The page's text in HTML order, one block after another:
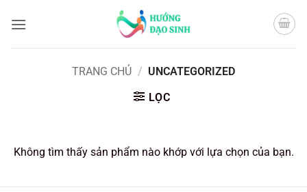
qua
TRANG CHỦ / UNCATEGORIZED
LỌC
Không tìm thấy sản phẩm nào khớp với lựa chọn của bạn.